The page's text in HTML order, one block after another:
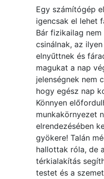
Egy számítógép
igencsak el lehet
Bár fizikailag
csinálnak, az
elnyűttnek és
magukat a nap
jelenségnek nem
hogy egész nap
Könnyen
munkakörnyezet
elrendezésében
gyökere! Talán
hallottak róla, de
térkialakítás
testet és a